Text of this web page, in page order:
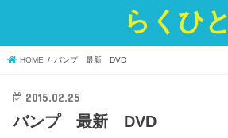
らくひと
HOME バンプ 最新 DVD
2015.02.25
バンプ 最新 DVD